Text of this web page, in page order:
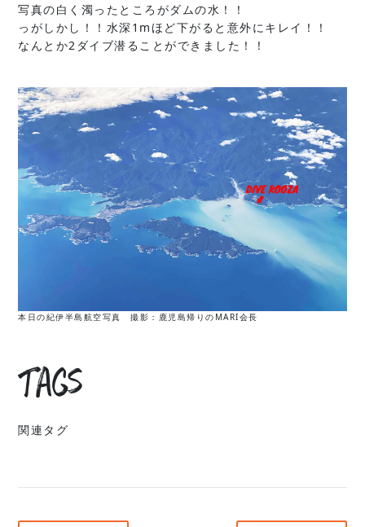
写真の白く濁ったところがダムの水！！
っがしかし！！水深1mほど下がると意外にキレイ！！
なんとか2ダイブ潜ることができました！！
本日の紀伊半島航空写真 撮影：鹿児島帰りのMARI会長
Tags
関連タグ